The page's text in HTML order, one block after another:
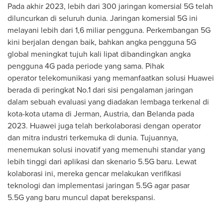
Pada akhir 2023, lebih dari 300 jaringan komersial 5G telah
diluncurkan di seluruh dunia. Jaringan komersial 5G ini
melayani lebih dari 1,6 miliar pengguna. Perkembangan 5G
kini berjalan dengan baik, bahkan angka pengguna 5G
global meningkat tujuh kali lipat dibandingkan angka
pengguna 4G pada periode yang sama. Pihak
operator telekomunikasi yang memanfaatkan solusi Huawei
berada di peringkat No.1 dari sisi pengalaman jaringan
dalam sebuah evaluasi yang diadakan lembaga terkenal di
kota-kota utama di Jerman, Austria, dan Belanda pada
2023. Huawei juga telah berkolaborasi dengan operator
dan mitra industri terkemuka di dunia. Tujuannya,
menemukan solusi inovatif yang memenuhi standar yang
lebih tinggi dari aplikasi dan skenario 5.5G baru. Lewat
kolaborasi ini, mereka gencar melakukan verifikasi
teknologi dan implementasi jaringan 5.5G agar pasar
5.5G yang baru muncul dapat berekspansi.